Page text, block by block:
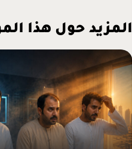
المزيد حول هذا